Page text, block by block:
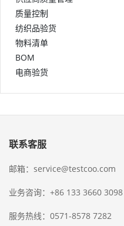
质量控制
纺织品验货
物料清单
BOM
电商验货
联系客服
邮箱：service@testcoo.com
业务咨询：+86 133 3660 3098
服务热线：0571-8578 7282